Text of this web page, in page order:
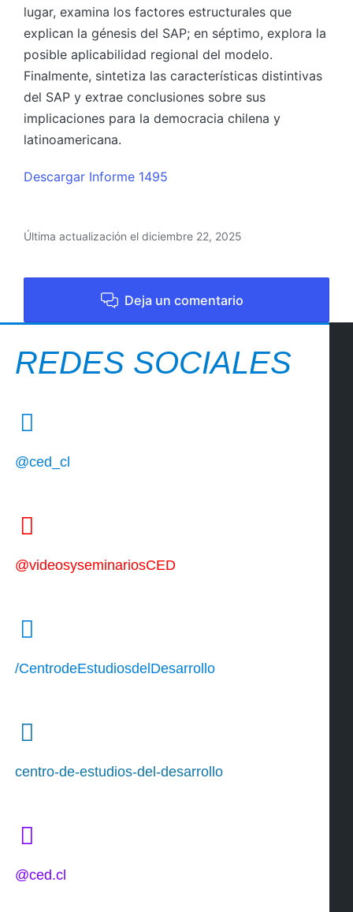
lugar, examina los factores estructurales que
explican la génesis del SAP; en séptimo, explora la
posible aplicabilidad regional del modelo.
Finalmente, sintetiza las características distintivas
del SAP y extrae conclusiones sobre sus
implicaciones para la democracia chilena y
latinoamericana.
Descargar Informe 1495
Última actualización el diciembre 22, 2025
Deja un comentario
REDES SOCIALES
@ced_cl
@videosyseminariosCED
/CentrodeEstudiosdelDesarrollo
centro-de-estudios-del-desarrollo
@ced.cl